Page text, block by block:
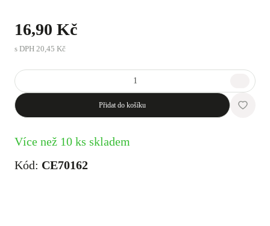
16,90 Kč
s DPH 20,45 Kč
Přidat do košíku
Více než 10 ks skladem
Kód: CE70162